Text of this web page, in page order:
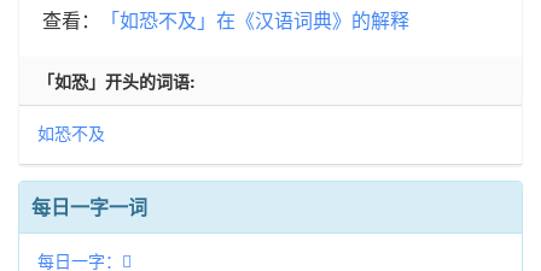
查看：
「如恐不及」在《汉语词典》的解释
「如恐」开头的词语:
如恐不及
每日一字一词
每日一字：𫚈